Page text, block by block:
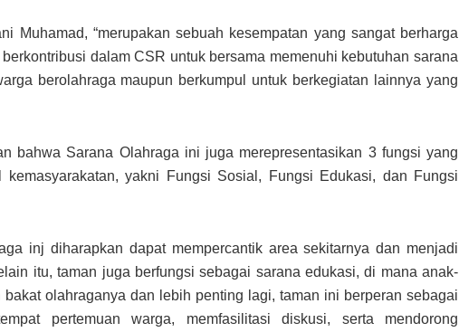
Muhamad, “merupakan sebuah kesempatan yang sangat berharga
dalam CSR untuk bersama memenuhi kebutuhan sarana
berolahraga maupun berkumpul untuk berkegiatan lainnya yang
bahwa Sarana Olahraga ini juga merepresentasikan 3 fungsi yang
kemasyarakatan, yakni Fungsi Sosial, Fungsi Edukasi, dan Fungsi
inj diharapkan dapat mempercantik area sekitarnya dan menjadi
itu, taman juga berfungsi sebagai sarana edukasi, di mana anak-
olahraganya dan lebih penting lagi, taman ini berperan sebagai
pertemuan warga, memfasilitasi diskusi, serta mendorong